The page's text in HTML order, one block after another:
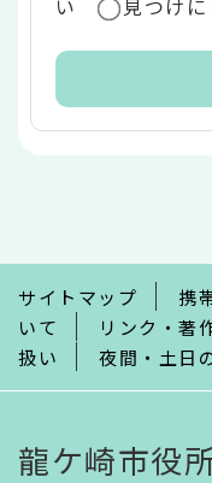
で
サイトマップ 携
いて
リンク・著
扱い
夜間・土日
龍ケ崎市役